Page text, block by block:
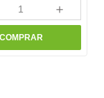
＋
COMPRAR